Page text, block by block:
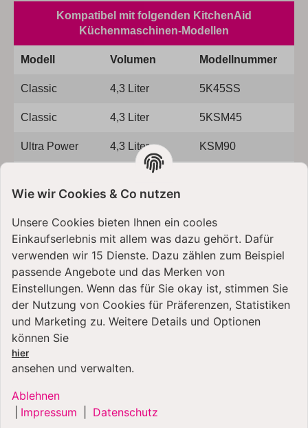
Kompatibel mit folgenden KitchenAid
Küchenmaschinen-Modellen
Modell Volumen Modellnummer
Classic 4,3 Liter 5K45SS
Classic 4,3 Liter 5KSM45
Ultra Power 4,3 Liter KSM90
Artisan 4,8 Liter 5KSM150
Artisan 4,8 Liter 5KSM156
Artisan 4,8 Liter 5KSM175PS
Artisan 4,8 Liter 5KSM180
Artisan
Artisan 4,8 Liter
Wie wir Cookies & Co nutzen
Unsere Cookies bieten Ihnen ein cooles
Einkaufserlebnis mit allem was dazu gehört. Dafür
verwenden wir 15 Dienste. Dazu zählen zum Beispiel
passende Angebote und das Merken von
Einstellungen. Wenn das für Sie okay ist, stimmen Sie
der Nutzung von Cookies für Präferenzen, Statistiken
und Marketing zu. Weitere Details und Optionen
können Sie
hier
ansehen und verwalten.
Ablehnen
Impressum Datenschutz